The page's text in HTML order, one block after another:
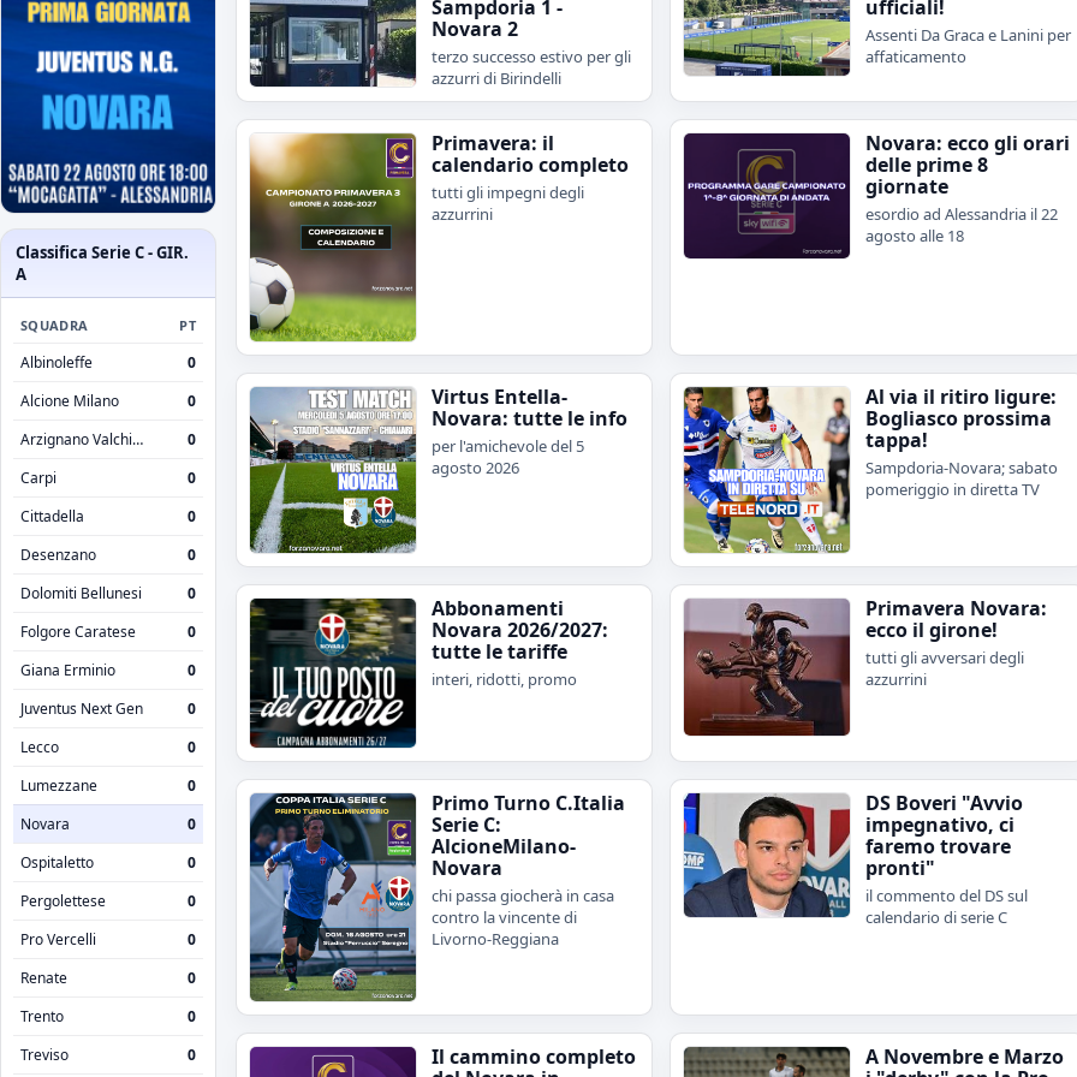
Classifica Serie C - GIR.
A
SQUADRA PT
Albinoleffe
0
Alcione Milano
0
Arzignano Valchiampo
0
Carpi
0
Cittadella
0
Desenzano
0
Dolomiti Bellunesi
0
Folgore Caratese
0
Giana Erminio
0
Juventus Next Gen
0
Lecco
0
Lumezzane
0
Novara
0
Ospitaletto
0
Pergolettese
0
Pro Vercelli
0
Renate
0
Trento
0
Treviso
0
Sampdoria 1 -
Novara 2
terzo successo estivo per gli
azzurri di Birindelli
ufficiali!
Assenti Da Graca e Lanini per
affaticamento
Primavera: il
calendario completo
tutti gli impegni degli
azzurrini
Novara: ecco gli orari
delle prime 8
giornate
esordio ad Alessandria il 22
agosto alle 18
Virtus Entella-
Novara: tutte le info
per l'amichevole del 5
agosto 2026
Al via il ritiro ligure:
Bogliasco prossima
tappa!
Sampdoria-Novara; sabato
pomeriggio in diretta TV
Abbonamenti
Novara 2026/2027:
tutte le tariffe
interi, ridotti, promo
Primavera Novara:
ecco il girone!
tutti gli avversari degli
azzurrini
Primo Turno C.Italia
Serie C:
AlcioneMilano-
Novara
chi passa giocherà in casa
contro la vincente di
Livorno-Reggiana
DS Boveri "Avvio
impegnativo, ci
faremo trovare
pronti"
il commento del DS sul
calendario di serie C
Il cammino completo
A Novembre e Marzo